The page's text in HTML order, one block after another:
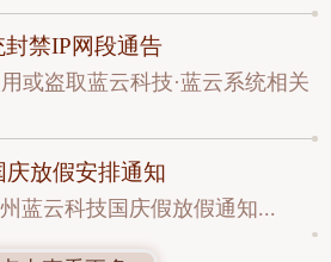
禁IP网段通告
或盗取蓝云科技·蓝云系统相关
庆放假安排通知
蓝云科技国庆假放假通知...